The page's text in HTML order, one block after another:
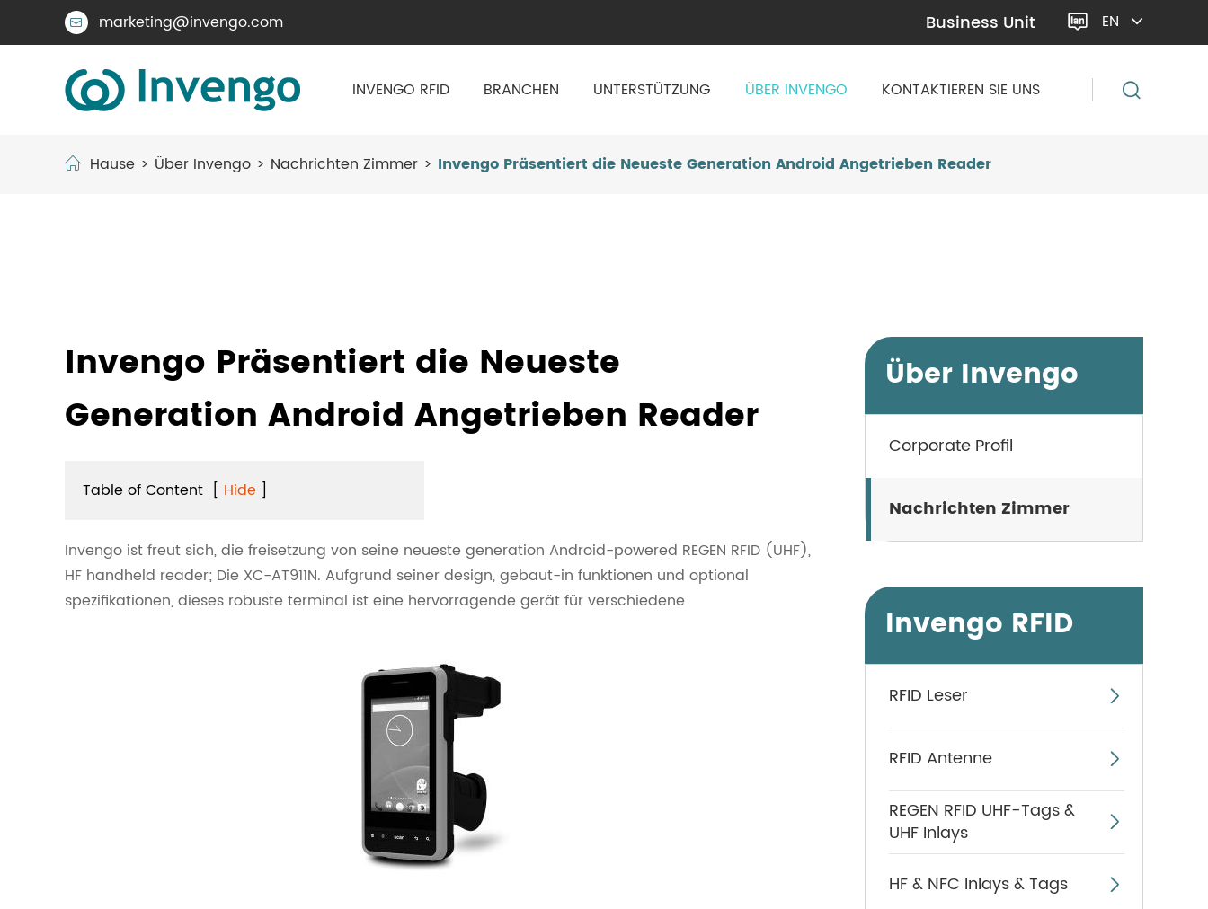
 marketing@invengo.com Business Unit  EN
INVENGO RFID BRANCHEN UNTERSTÜTZUNG ÜBER INVENGO KONTAKTIEREN SIE UNS
Hause Über Invengo Nachrichten Zimmer Invengo Präsentiert die Neueste Generation Android Angetrieben Reader
Invengo Präsentiert die Neueste
Generation Android Angetrieben Reader
Table of Content [ Hide ]
Invengo ist freut sich, die freisetzung von seine neueste generation Android-powered REGEN RFID (UHF),
HF handheld reader; Die XC-AT911N. Aufgrund seiner design, gebaut-in funktionen und optional
spezifikationen, dieses robuste terminal ist eine hervorragende gerät für verschiedene
Über Invengo
Corporate Profil
Nachrichten Zimmer
Invengo RFID
RFID Leser 
RFID Antenne 
REGEN RFID UHF-Tags &
UHF Inlays

HF & NFC Inlays & Tags 